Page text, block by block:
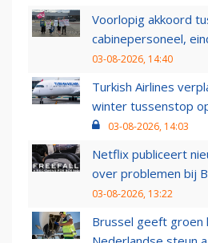
Voorlopig akkoord
cabinepersoneel,
03-08-2026, 14:40
Turkish Airlines
winter tussenstop
03-08-2026, 14:03
Netflix publiceert
over problemen bij
03-08-2026, 13:22
Brussel geeft groen